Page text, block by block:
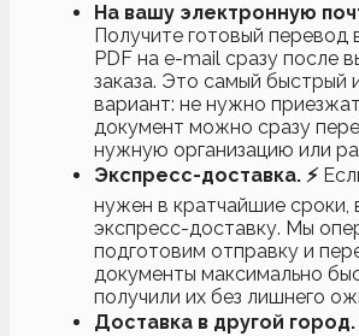
На вашу электронную
Получите готовый перевод
PDF на e-mail сразу после
заказа. Это самый быстрый
вариант: не нужно
документ можно сразу
нужную организацию или
Экспресс-доставка. ⚡
нужен в кратчайшие сроки,
экспресс-доставку. Мы
подготовим отправку и
документы максимально
получили их без лишнего
Доставка в другой город.